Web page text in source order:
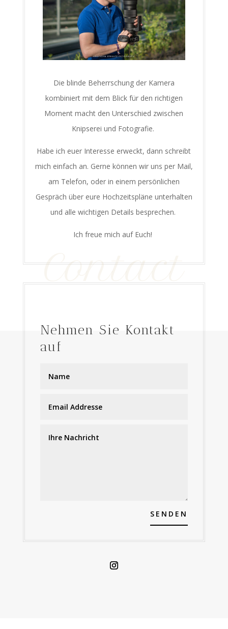
Die blinde Beherrschung der Kamera
kombiniert mit dem Blick für den richtigen
Moment macht den Unterschied zwischen
Knipserei und Fotografie.
Habe ich euer Interesse erweckt, dann schreibt
mich einfach an. Gerne können wir uns per Mail,
am Telefon, oder in einem persönlichen
Gespräch über eure Hochzeitspläne unterhalten
und alle wichtigen Details besprechen.
Ich freue mich auf Euch!
Contact
Nehmen Sie Kontakt
auf
SENDEN